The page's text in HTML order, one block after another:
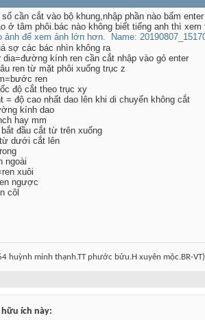
số cần cắt vào bộ khung,nhập phần nào bấm
ở tâm phôi.bác nào không biết tiếng anh thì xem
sợ các bác nhìn không ra
dia=đường kính ren cần cắt nhập vào gỏ enter
ren từ mặt phôi xuống trục z
ren
độ cắt theo trục xy
= độ cao nhất dao lên khi di chuyển không cắt
kính dao
hay mm
đầu cắt từ trên xuống
dưới cắt lên
ngoài
xuôi
ngược
côl
huỳnh minh thạnh.TT phước bửu.H xuyên mộc.BR-
ích này: